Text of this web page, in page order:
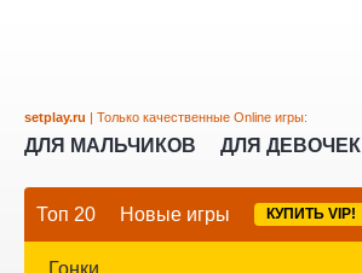
setplay.ru | Только качественные Online игры:
ДЛЯ МАЛЬЧИКОВ ДЛЯ ДЕВОЧЕК
Топ 20 Новые игры КУПИТЬ VIP!
Гонки